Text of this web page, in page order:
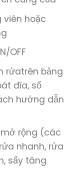
viên hoặc
OFF
rửatrên bảng
đĩa, số
hướng dẫn
rộng (các
nhanh, rửa
sấy tăng